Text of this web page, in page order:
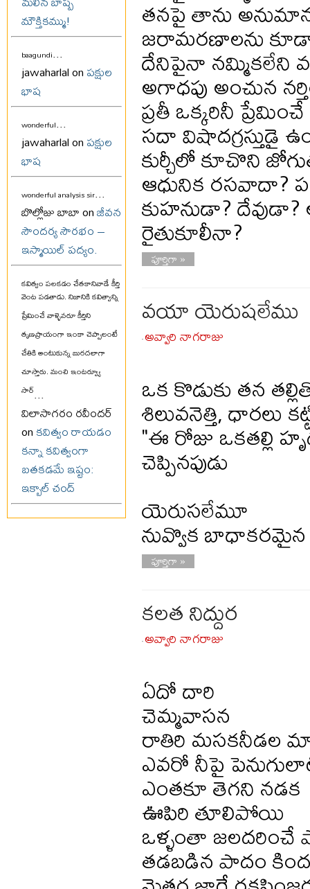
మౌక్తికమ్ము!
baagundi...
jawaharlal onపక్షుల
భాష
wonderful...
jawaharlal onపక్షుల
భాష
wonderful analysis sir...
బొల్లోజు బాబా onజీవన
సౌందర్య సౌరభం –
ఇస్మాయిల్ పద్యం.
కవిత్వం పలకడం చేతకానివాడే కీర్తి
వెంట పడతాడు. నిజానికి కవిత్వాన్ని
ప్రేమించే వాళ్ళెవరూ కీర్తిని
తృణప్రాయంగా ఇంకా చెప్పాలంటే
చేతికి అంటుకున్న బురదలాగా
చూస్తారు. మంచి ఇంటర్వ్యూ
సార్...
విలాసాగరం రవీందర్
onకవిత్వం రాయడం
కన్నా కవిత్వంగా
బతకడమే ఇష్టం:
ఇక్బాల్ చంద్
తనపై తాను
జరామరణాలను
దేనిపైనా నమ్మికలేని
అగాధపు అంచున
ప్రతీ ఒక్కరినీ
సదా విషాదగ్రస్తుడై
కుర్చీలో కూచొని
ఆధునిక రసవాదా?
కుహనుడా?
రైతుకూలీనా?
పూర్తిగా »
వయా యెరుషలేము
-అవ్వారి నాగరాజు
ఒక కొడుకు తన
శిలువనెత్తి, ధారలు
"ఈ రోజు ఒకతల్లి
చెప్పినపుడు
యెరుసలేమూ
నువ్వొక
పూర్తిగా »
కలత నిద్దుర
-అవ్వారి నాగరాజు
ఏదో దారి
చెమ్మవాసన
రాతిరి మసకనీడల
ఎవరో నీపై
ఎంతకూ తెగని నడక
ఊపిరి తూలిపోయి
ఒళ్ళంతా
తడబడిన పాదం